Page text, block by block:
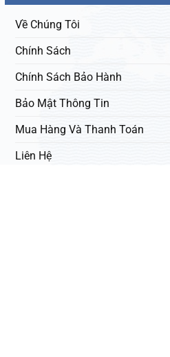
Về Chúng Tôi
Chính Sách
Chính Sách Bảo Hành
Bảo Mật Thông Tin
Mua Hàng Và Thanh Toán
Liên Hệ